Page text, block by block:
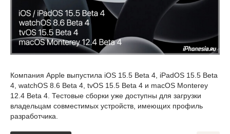
Компания Apple выпустила iOS 15.5 Beta 4, iPadOS 15.5 Beta
4, watchOS 8.6 Beta 4, tvOS 15.5 Beta 4 и macOS Monterey
12.4 Beta 4. Тестовые сборки уже доступны для загрузки
владельцам совместимых устройств, имеющих профиль
разработчика.